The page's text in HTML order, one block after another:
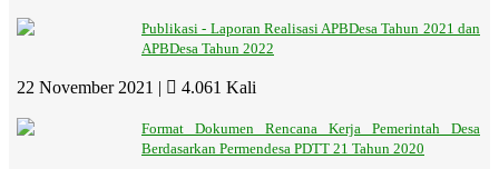
Publikasi - Laporan Realisasi APBDesa Tahun 2021 dan
APBDesa Tahun 2022
22 November 2021 | 4.061 Kali
Format Dokumen Rencana Kerja Pemerintah Desa
Berdasarkan Permendesa PDTT 21 Tahun 2020